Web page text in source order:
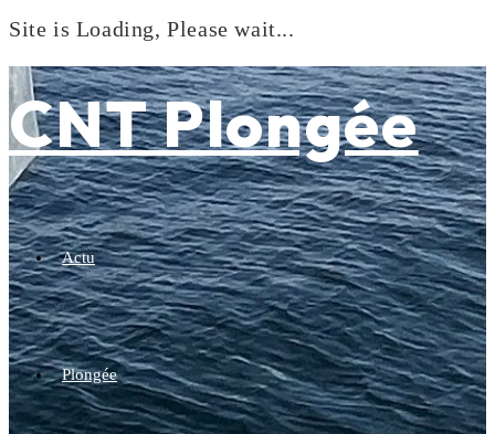
Site is Loading, Please wait...
to
content
CNT Plongée
Actu
Plongée